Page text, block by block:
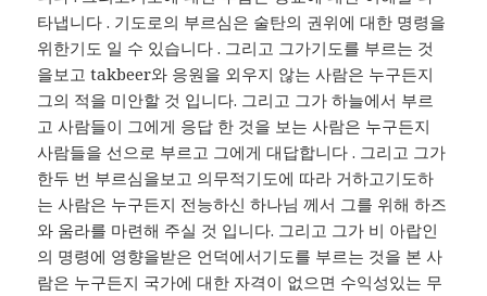
타냅니다 . 기도로의 부르심은 술탄의 권위에 대한 명령을
위한기도 일 수 있습니다 . 그리고 그가기도를 부르는 것
을보고 takbeer와 응원을 외우지 않는 사람은 누구든지
그의 적을 미안할 것 입니다. 그리고 그가 하늘에서 부르
고 사람들이 그에게 응답 한 것을 보는 사람은 누구든지
사람들을 선으로 부르고 그에게 대답합니다 . 그리고 그가
한두 번 부르심을보고 의무적기도에 따라 거하고기도하
는 사람은 누구든지 전능하신 하나님 께서 그를 위해 하즈
와 움라를 마련해 주실 것 입니다. 그리고 그가 비 아랍인
의 명령에 영향을받은 언덕에서기도를 부르는 것을 본 사
람은 누구든지 국가에 대한 자격이 없으면 수익성있는 무